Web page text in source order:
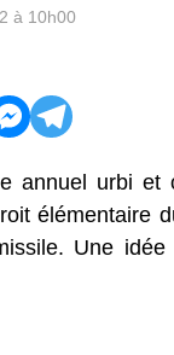
à 10h00
annuel urbi
élémentaire
Une